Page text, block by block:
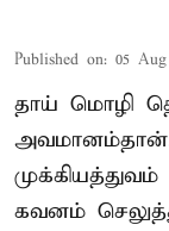
Published on: 05
தாய் மொழி
கவனம்